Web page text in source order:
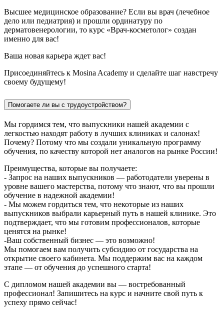
Высшее медицинское образование? Если вы врач (лечебное
дело или педиатрия) и прошли ординатуру по
дерматовенерологии, то курс «Врач-косметолог» создан
именно для вас!
Ваша новая карьера ждет вас!
Присоединяйтесь к Mosina Academy и сделайте шаг навстречу
своему будущему!
Помогаете ли вы с трудоустройством?
Мы гордимся тем, что выпускники нашей академии с
легкостью находят работу в лучших клиниках и салонах!
Почему? Потому что мы создали уникальную программу
обучения, по качеству которой нет аналогов на рынке России!
Преимущества, которые вы получаете:
- Запрос на наших выпускников — работодатели уверены в
уровне вашего мастерства, потому что знают, что вы прошли
обучение в надежной академии!
- Мы можем гордиться тем, что некоторые из наших
выпускников выбрали карьерный путь в нашей клинике. Это
подтверждает, что мы готовим профессионалов, которые
ценятся на рынке!
-Ваш собственный бизнес — это возможно!
Мы помогаем вам получить субсидию от государства на
открытие своего кабинета. Мы поддержим вас на каждом
этапе — от обучения до успешного старта!
С дипломом нашей академии вы — востребованный
профессионал! Запишитесь на курс и начните свой путь к
успеху прямо сейчас!